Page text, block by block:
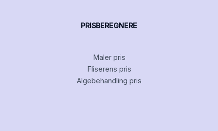
PRISBEREGNERE
Maler pris
Fliserens pris
Algebehandling pris